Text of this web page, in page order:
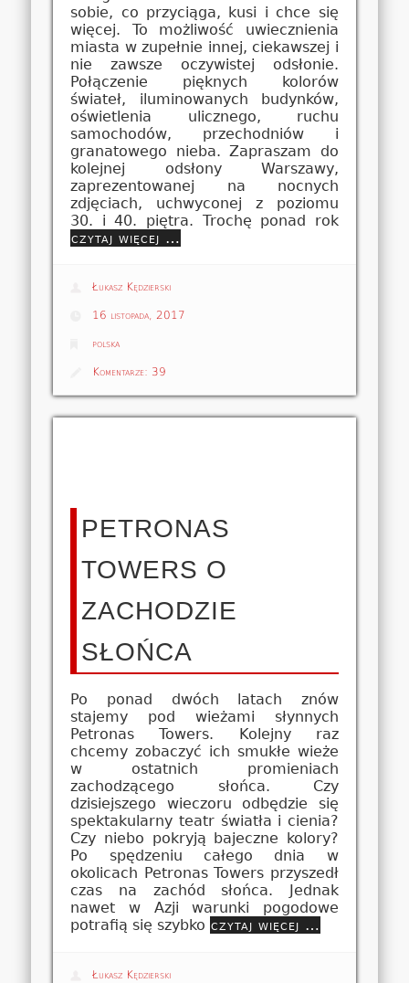
sobie, co przyciąga, kusi i chce się
więcej. To możliwość uwiecznienia
miasta w zupełnie innej, ciekawszej i
nie zawsze oczywistej odsłonie.
Połączenie pięknych kolorów
świateł, iluminowanych budynków,
oświetlenia ulicznego, ruchu
samochodów, przechodniów i
granatowego nieba. Zapraszam do
kolejnej odsłony Warszawy,
zaprezentowanej na nocnych
zdjęciach, uchwyconej z poziomu
30. i 40. piętra. Trochę ponad rok
czytaj więcej …
Łukasz Kędzierski
16 listopada, 2017
polska
Komentarze: 39
PETRONAS
TOWERS O
ZACHODZIE
SŁOŃCA
Po ponad dwóch latach znów
stajemy pod wieżami słynnych
Petronas Towers. Kolejny raz
chcemy zobaczyć ich smukłe wieże
w ostatnich promieniach
zachodzącego słońca. Czy
dzisiejszego wieczoru odbędzie się
spektakularny teatr światła i cienia?
Czy niebo pokryją bajeczne kolory?
Po spędzeniu całego dnia w
okolicach Petronas Towers przyszedł
czas na zachód słońca. Jednak
nawet w Azji warunki pogodowe
potrafią się szybko czytaj więcej …
Łukasz Kędzierski